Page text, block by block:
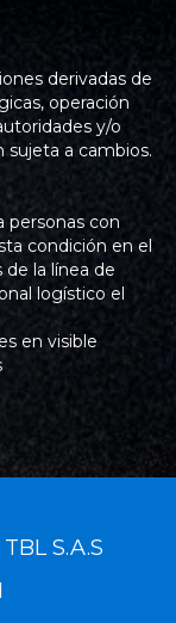
derivadas de
operación
y/o
sujeta a cambios.
personas con
condición en el
la línea de
logístico el
en visible
S.A.S